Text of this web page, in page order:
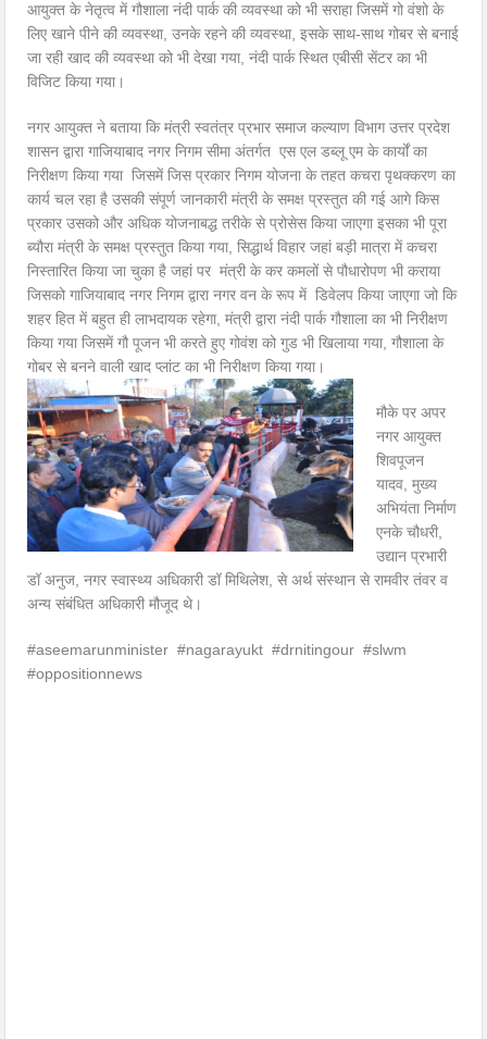
आयुक्त के नेतृत्व में गौशाला नंदी पार्क की व्यवस्था को भी सराहा जिसमें गो वंशो के
लिए खाने पीने की व्यवस्था, उनके रहने की व्यवस्था, इसके साथ-साथ गोबर से बनाई
जा रही खाद की व्यवस्था को भी देखा गया, नंदी पार्क स्थित एबीसी सेंटर का भी
विजिट किया गया।
नगर आयुक्त ने बताया कि मंत्री स्वतंत्र प्रभार समाज कल्याण विभाग उत्तर प्रदेश
शासन द्वारा गाजियाबाद नगर निगम सीमा अंतर्गत एस एल डब्लू एम के कार्यों का
निरीक्षण किया गया जिसमें जिस प्रकार निगम योजना के तहत कचरा पृथक्करण का
कार्य चल रहा है उसकी संपूर्ण जानकारी मंत्री के समक्ष प्रस्तुत की गई आगे किस
प्रकार उसको और अधिक योजनाबद्ध तरीके से प्रोसेस किया जाएगा इसका भी पूरा
ब्यौरा मंत्री के समक्ष प्रस्तुत किया गया, सिद्धार्थ विहार जहां बड़ी मात्रा में कचरा
निस्तारित किया जा चुका है जहां पर मंत्री के कर कमलों से पौधारोपण भी कराया
जिसको गाजियाबाद नगर निगम द्वारा नगर वन के रूप में डिवेलप किया जाएगा जो कि
शहर हित में बहुत ही लाभदायक रहेगा, मंत्री द्वारा नंदी पार्क गौशाला का भी निरीक्षण
किया गया जिसमें गौ पूजन भी करते हुए गोवंश को गुड भी खिलाया गया, गौशाला के
गोबर से बनने वाली खाद प्लांट का भी निरीक्षण किया गया।
मौके पर अपर
नगर आयुक्त
शिवपूजन
यादव, मुख्य
अभियंता निर्माण
एनके चौधरी,
उद्यान प्रभारी
डॉ अनुज, नगर स्वास्थ्य अधिकारी डॉ मिथिलेश, से अर्थ संस्थान से रामवीर तंवर व
अन्य संबंधित अधिकारी मौजूद थे।
#aseemarunminister #nagarayukt #drnitingour #slwm
#oppositionnews